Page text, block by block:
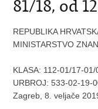
81/18, od
REPUBLIKA
MINISTARSTVO
KLASA: 112-01/17-
URBROJ: 533-02-19-
Zagreb, 8. veljače